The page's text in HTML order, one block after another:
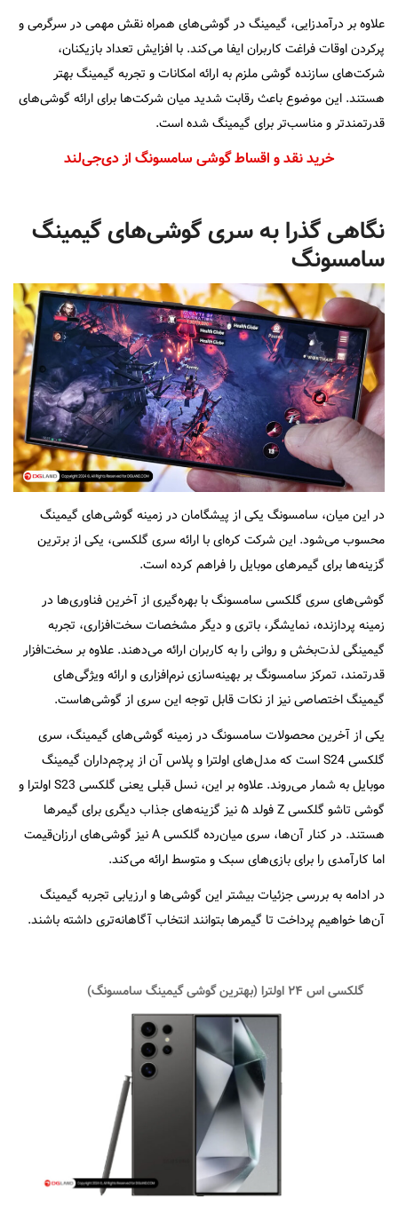
علاوه بر درآمدزایی، گیمینگ در گوشی‌های همراه نقش مهمی در سرگرمی و
پرکردن اوقات فراغت کاربران ایفا می‌کند. با افزایش تعداد بازیکنان،
شرکت‌های سازنده گوشی ملزم به ارائه امکانات و تجربه گیمینگ بهتر
هستند. این موضوع باعث رقابت شدید میان شرکت‌ها برای ارائه گوشی‌های
قدرتمندتر و مناسب‌تر برای گیمینگ شده است.
خرید نقد و اقساط گوشی سامسونگ از دی‌جی‌لند
نگاهی گذرا به سری گوشی‌های گیمینگ
سامسونگ
در این میان، سامسونگ یکی از پیشگامان در زمینه گوشی‌های گیمینگ
محسوب می‌شود. این شرکت کره‌ای با ارائه سری گلکسی، یکی از برترین
گزینه‌ها برای گیمرهای موبایل را فراهم کرده است.
گوشی‌های سری گلکسی سامسونگ با بهره‌گیری از آخرین فناوری‌ها در
زمینه پردازنده، نمایشگر، باتری و دیگر مشخصات سخت‌افزاری، تجربه
گیمینگی لذت‌بخش و روانی را به کاربران ارائه می‌دهند. علاوه بر سخت‌افزار
قدرتمند، تمرکز سامسونگ بر بهینه‌سازی نرم‌افزاری و ارائه ویژگی‌های
گیمینگ اختصاصی نیز از نکات قابل توجه این سری از گوشی‌هاست.
یکی از آخرین محصولات سامسونگ در زمینه گوشی‌های گیمینگ، سری
گلکسی S24 است که مدل‌های اولترا و پلاس آن از پرچم‌داران گیمینگ
موبایل به شمار می‌روند. علاوه بر این، نسل قبلی یعنی گلکسی S23 اولترا و
گوشی تاشو گلکسی Z فولد ۵ نیز گزینه‌های جذاب دیگری برای گیمرها
هستند. در کنار آن‌ها، سری میان‌رده گلکسی A نیز گوشی‌های ارزان‌قیمت
اما کارآمدی را برای بازی‌های سبک و متوسط ارائه می‌کند.
در ادامه به بررسی جزئیات بیشتر این گوشی‌ها و ارزیابی تجربه گیمینگ
آن‌ها خواهیم پرداخت تا گیمرها بتوانند انتخاب آگاهانه‌تری داشته باشند.
گلکسی اس ۲۴ اولترا (بهترین گوشی گیمینگ سامسونگ)